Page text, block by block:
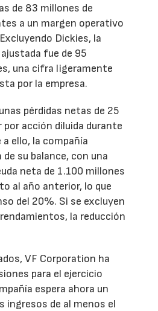
de 83 millones de
a un margen operativo
Dickies, la
fue de 95
una cifra ligeramente
por la empresa.
pérdidas netas de 25
acción diluida durante
ello, la compañía
su balance, con una
neta de 1.100 millones
al año anterior, lo que
del 20%. Si se excluyen
la reducción
VF Corporation ha
para el ejercicio
espera ahora un
ingresos de al menos el